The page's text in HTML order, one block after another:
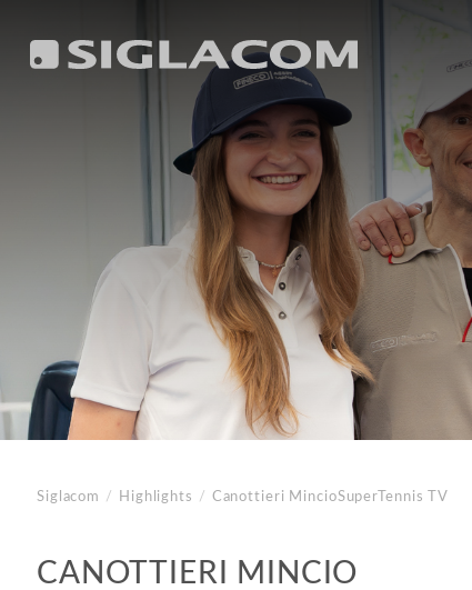
Siglacom / Highlights / Canottieri MincioSuperTennis TV
CANOTTIERI MINCIO